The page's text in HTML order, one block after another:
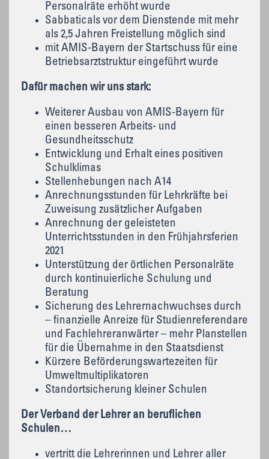
Personalräte erhöht wurde
Sabbaticals vor dem Dienstende mit mehr
als 2,5 Jahren Freistellung möglich sind
mit AMIS-Bayern der Startschuss für eine
Betriebsarztstruktur eingeführt wurde
Dafür machen wir uns stark:
Weiterer Ausbau von AMIS-Bayern für
einen besseren Arbeits- und
Gesundheitsschutz
Entwicklung und Erhalt eines positiven
Schulklimas
Stellenhebungen nach A14
Anrechnungsstunden für Lehrkräfte bei
Zuweisung zusätzlicher Aufgaben
Anrechnung der geleisteten
Unterrichtsstunden in den Frühjahrsferien
2021
Unterstützung der örtlichen Personalräte
durch kontinuierliche Schulung und
Beratung
Sicherung des Lehrernachwuchses durch
– finanzielle Anreize für Studienreferendare
und Fachlehreranwärter – mehr Planstellen
für die Übernahme in den Staatsdienst
Kürzere Beförderungswartezeiten für
Umweltmultiplikatoren
Standortsicherung kleiner Schulen
Der Verband der Lehrer an beruflichen
Schulen…
vertritt die Lehrerinnen und Lehrer aller